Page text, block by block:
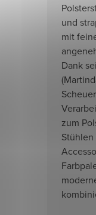
und
mit
Dank
zum